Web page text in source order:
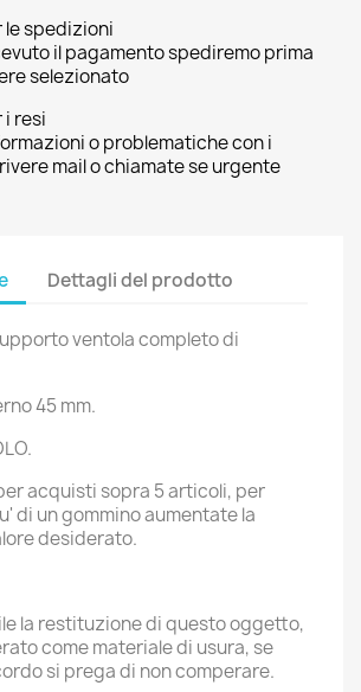
le spedizioni
il pagamento spediremo prima
selezionato
i resi
o problematiche con i
mail o chiamate se urgente
Dettagli del prodotto
ventola completo di
45 mm.
acquisti sopra 5 articoli, per
di un gommino aumentate la
desiderato.
la restituzione di questo oggetto,
come materiale di usura, se
si prega di non comperare.